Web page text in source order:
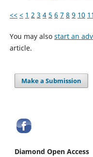
<< < 1 2 3 4 5 6 7 8 9 10 11
You may also start an
article.
Make a Submission
Diamond Open Access